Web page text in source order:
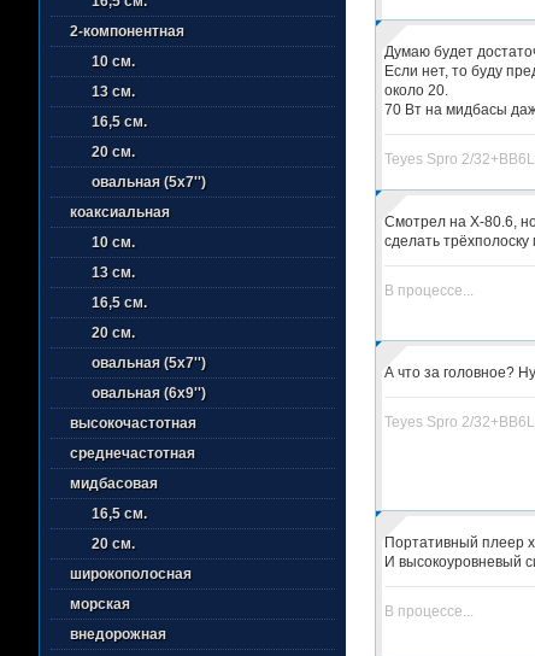
2-компонентная
10 см.
13 см.
16,5 см.
20 см.
овальная (5х7'')
коаксиальная
10 см.
13 см.
16,5 см.
20 см.
овальная (5х7'')
овальная (6х9'')
высокочастотная
среднечастотная
мидбасовая
16,5 см.
20 см.
широкополосная
морская
внедорожная
Думаю будет
Если нет, то буду
около 20.
70 Вт на мидбасы
Teyes Spro 2/
Смотрел на X-80.6,
сделать
В процессе...
А что за головное?
Teyes Spro 2/
Портативный плеер
И высокоуровневый
В процессе...